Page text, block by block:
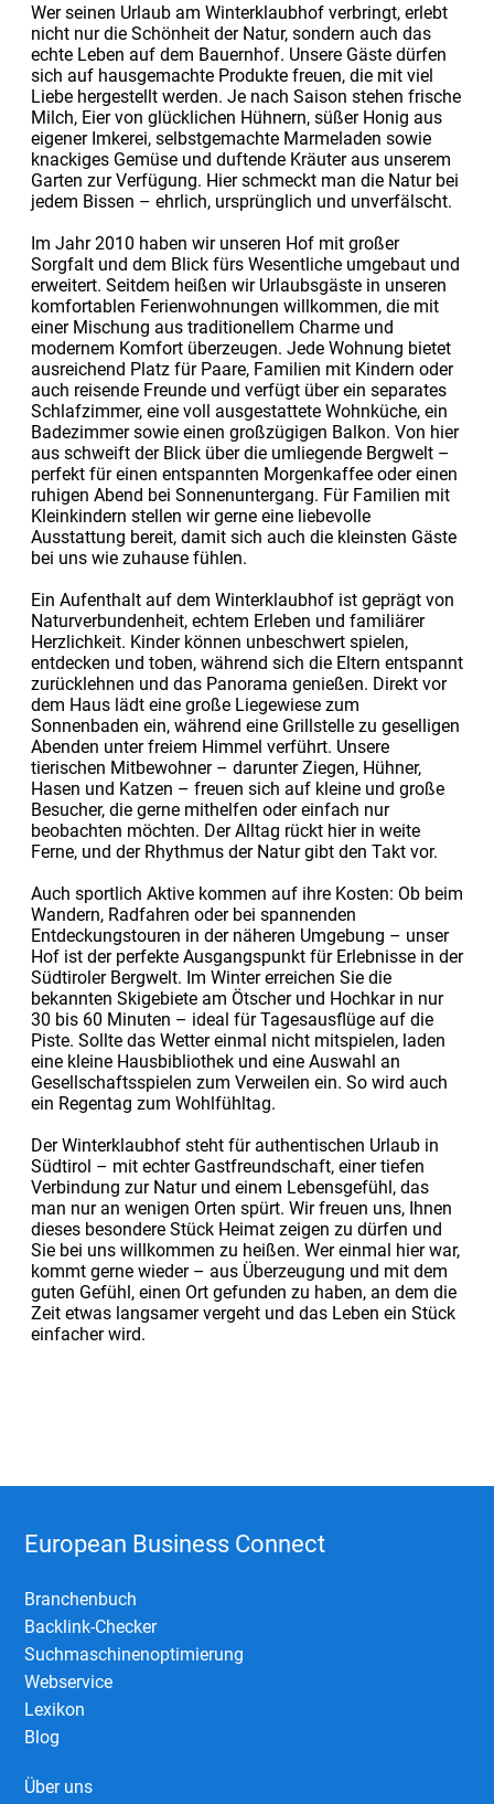
Wer seinen Urlaub am Winterklaubhof verbringt, erlebt
nicht nur die Schönheit der Natur, sondern auch das
echte Leben auf dem Bauernhof. Unsere Gäste dürfen
sich auf hausgemachte Produkte freuen, die mit viel
Liebe hergestellt werden. Je nach Saison stehen frische
Milch, Eier von glücklichen Hühnern, süßer Honig aus
eigener Imkerei, selbstgemachte Marmeladen sowie
knackiges Gemüse und duftende Kräuter aus unserem
Garten zur Verfügung. Hier schmeckt man die Natur bei
jedem Bissen – ehrlich, ursprünglich und unverfälscht.
Im Jahr 2010 haben wir unseren Hof mit großer
Sorgfalt und dem Blick fürs Wesentliche umgebaut und
erweitert. Seitdem heißen wir Urlaubsgäste in unseren
komfortablen Ferienwohnungen willkommen, die mit
einer Mischung aus traditionellem Charme und
modernem Komfort überzeugen. Jede Wohnung bietet
ausreichend Platz für Paare, Familien mit Kindern oder
auch reisende Freunde und verfügt über ein separates
Schlafzimmer, eine voll ausgestattete Wohnküche, ein
Badezimmer sowie einen großzügigen Balkon. Von hier
aus schweift der Blick über die umliegende Bergwelt –
perfekt für einen entspannten Morgenkaffee oder einen
ruhigen Abend bei Sonnenuntergang. Für Familien mit
Kleinkindern stellen wir gerne eine liebevolle
Ausstattung bereit, damit sich auch die kleinsten Gäste
bei uns wie zuhause fühlen.
Ein Aufenthalt auf dem Winterklaubhof ist geprägt von
Naturverbundenheit, echtem Erleben und familiärer
Herzlichkeit. Kinder können unbeschwert spielen,
entdecken und toben, während sich die Eltern entspannt
zurücklehnen und das Panorama genießen. Direkt vor
dem Haus lädt eine große Liegewiese zum
Sonnenbaden ein, während eine Grillstelle zu geselligen
Abenden unter freiem Himmel verführt. Unsere
tierischen Mitbewohner – darunter Ziegen, Hühner,
Hasen und Katzen – freuen sich auf kleine und große
Besucher, die gerne mithelfen oder einfach nur
beobachten möchten. Der Alltag rückt hier in weite
Ferne, und der Rhythmus der Natur gibt den Takt vor.
Auch sportlich Aktive kommen auf ihre Kosten: Ob beim
Wandern, Radfahren oder bei spannenden
Entdeckungstouren in der näheren Umgebung – unser
Hof ist der perfekte Ausgangspunkt für Erlebnisse in der
Südtiroler Bergwelt. Im Winter erreichen Sie die
bekannten Skigebiete am Ötscher und Hochkar in nur
30 bis 60 Minuten – ideal für Tagesausflüge auf die
Piste. Sollte das Wetter einmal nicht mitspielen, laden
eine kleine Hausbibliothek und eine Auswahl an
Gesellschaftsspielen zum Verweilen ein. So wird auch
ein Regentag zum Wohlfühltag.
Der Winterklaubhof steht für authentischen Urlaub in
Südtirol – mit echter Gastfreundschaft, einer tiefen
Verbindung zur Natur und einem Lebensgefühl, das
man nur an wenigen Orten spürt. Wir freuen uns, Ihnen
dieses besondere Stück Heimat zeigen zu dürfen und
Sie bei uns willkommen zu heißen. Wer einmal hier war,
kommt gerne wieder – aus Überzeugung und mit dem
guten Gefühl, einen Ort gefunden zu haben, an dem die
Zeit etwas langsamer vergeht und das Leben ein Stück
einfacher wird.
European Business Connect
Branchenbuch
Backlink-Checker
Suchmaschinenoptimierung
Webservice
Lexikon
Blog
Über uns